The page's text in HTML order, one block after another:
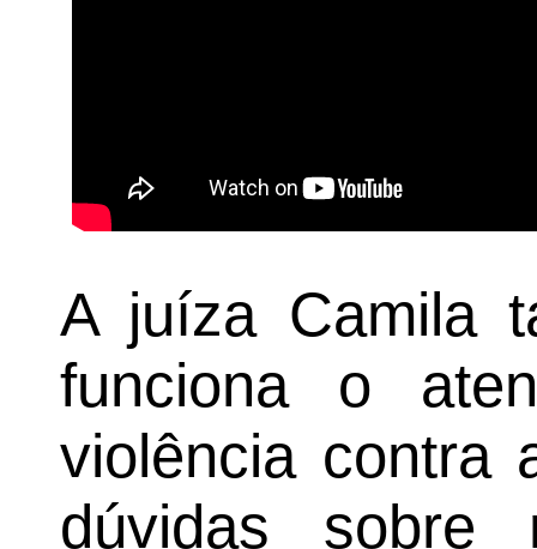
A juíza Camila
funciona o
violência contra
dúvidas sobre